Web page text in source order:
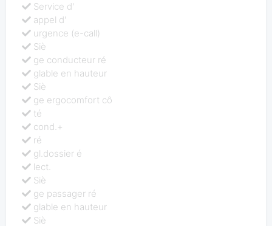
Service d'
appel d'
urgence (e-call)
Siè
ge conducteur ré
glable en hauteur
Siè
ge ergocomfort cô
té
cond.+
ré
gl.dossier é
lect.
Siè
ge passager ré
glable en hauteur
Siè